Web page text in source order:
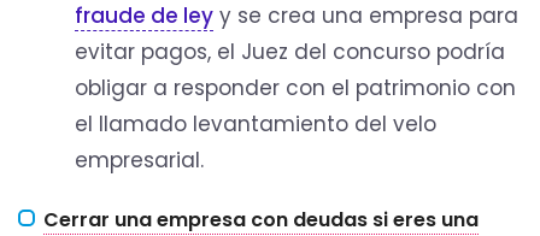
fraude de ley y se crea una empresa para
evitar pagos, el Juez del concurso podría
obligar a responder con el patrimonio con
el llamado levantamiento del velo
empresarial.
Cerrar una empresa con deudas si eres una